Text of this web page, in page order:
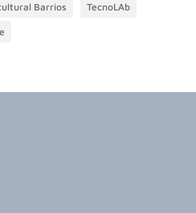
Barrios TecnoLAb